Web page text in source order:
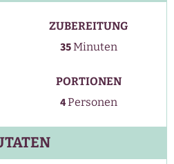
ZUBEREITUNG
35Minuten
Minuten
PORTIONEN
4Personen